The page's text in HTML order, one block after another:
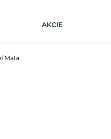
AKCIE
Mäta
Čo potrebujete